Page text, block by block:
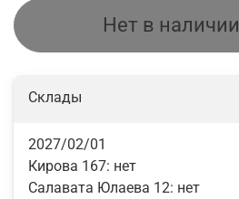
Нет в наличии
Склады
2027/02/01
Кирова 167: нет
Салавата Юлаева 12: нет